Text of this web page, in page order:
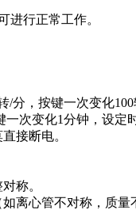
行正常工作。
，按键一次变化100
变化1分钟，设定
接断电。
称。
心管不对称，质量